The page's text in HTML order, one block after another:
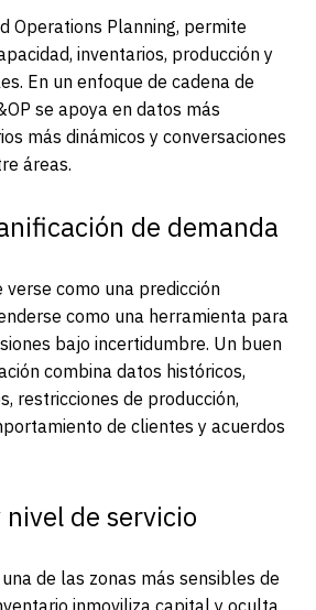
Operations Planning, permite
inventarios, producción y
En un enfoque de cadena de
se apoya en datos más
más dinámicos y conversaciones
áreas.
de demanda
como una predicción
como una herramienta para
bajo incertidumbre. Un buen
combina datos históricos,
restricciones de producción,
de clientes y acuerdos
de servicio
de las zonas más sensibles de